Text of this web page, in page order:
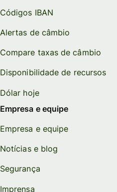
Códigos IBAN
Alertas de câmbio
Compare taxas de câmbio
Disponibilidade de recursos
Dólar hoje
Empresa e equipe
Empresa e equipe
Notícias e blog
Segurança
Imprensa